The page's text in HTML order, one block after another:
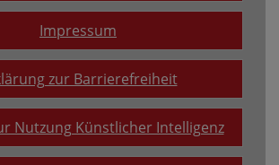
Impressum
zur Barrierefreiheit
Nutzung Künstlicher Intelligenz